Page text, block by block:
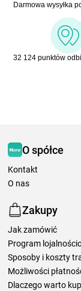
Darmowa wysyłka
32 124 punktów
O spółce
Kontakt
O nas
Zakupy
Jak zamówić
Program
Sposoby i koszty
Możliwości
Dlaczego warto